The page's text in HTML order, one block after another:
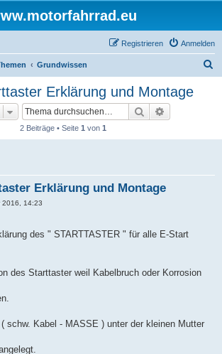
Anmelden
Registrieren
Grundwissen
Erklärung und Montage
Suche
2 Beiträge • Seite 1 von 1
Erklärung und Montage
2016, 14:23
des " STARTTASTER " für alle E-Start
des Starttaster weil Kabelbruch oder Korrosion
schw. Kabel - MASSE ) unter der kleinen Mutter